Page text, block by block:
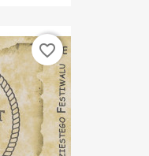
favorite_border